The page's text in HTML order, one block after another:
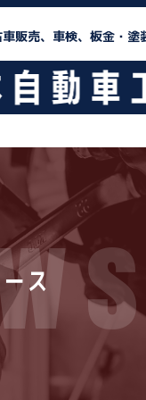
販売、車検、板金・
ス